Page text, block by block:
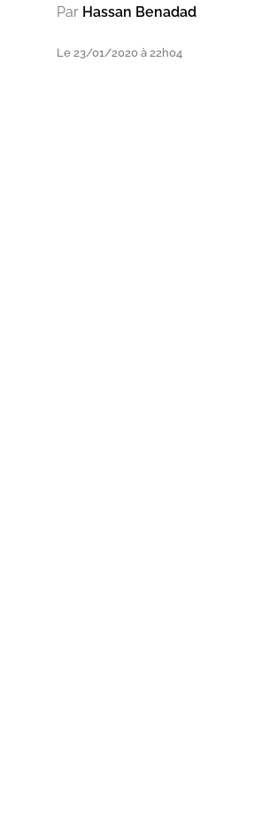
Par Hassan Benadad
Le 23/01/2020 à 22h04